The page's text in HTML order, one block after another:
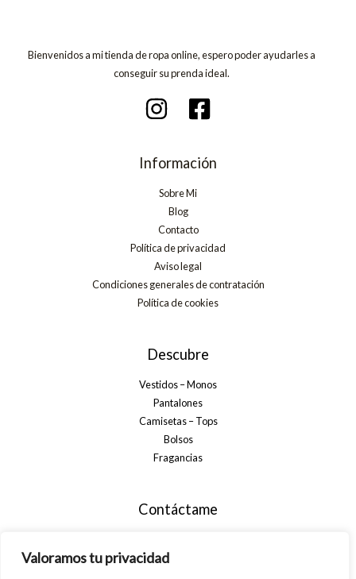
Valoramos tu privacidad
Bienvenidos a mi tienda de ropa online, espero poder ayudarles a
conseguir su prenda ideal.
Información
Sobre Mi
Blog
Contacto
Política de privacidad
Aviso legal
Condiciones generales de contratación
Política de cookies
Descubre
Vestidos – Monos
Pantalones
Camisetas – Tops
Bolsos
Fragancias
Contáctame
info@alsanamoda.com